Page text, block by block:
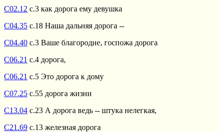
С02.12 с.3 как дорога ему девушка
С04.35 с.18 Наша дальняя дорога --
С04.40 с.3 Ваше благородие, госпожа дорога
С06.21 с.4 дорога,
С06.21 с.5 Это дорога к дому
С07.25 с.55 дорога жизни
С13.04 с.23 А дорога ведь -- штука нелегкая,
С21.69 с.13 железная дорога